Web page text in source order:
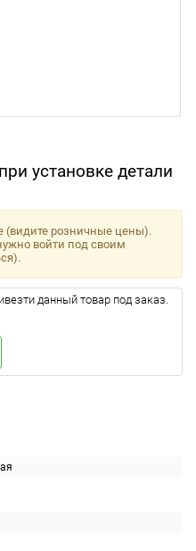
установке детали
(видите розничные цены).
войти под своим
данный товар под заказ.